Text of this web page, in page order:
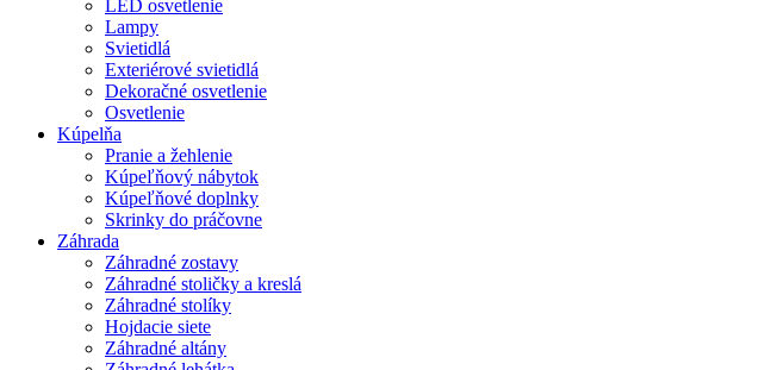
LED osvetlenie
Lampy
Svietidlá
Exteriérové svietidlá
Dekoračné osvetlenie
Osvetlenie
Kúpelňa
Pranie a žehlenie
Kúpeľňový nábytok
Kúpeľňové doplnky
Skrinky do práčovne
Záhrada
Záhradné zostavy
Záhradné stoličky a kreslá
Záhradné stolíky
Hojdacie siete
Záhradné altány